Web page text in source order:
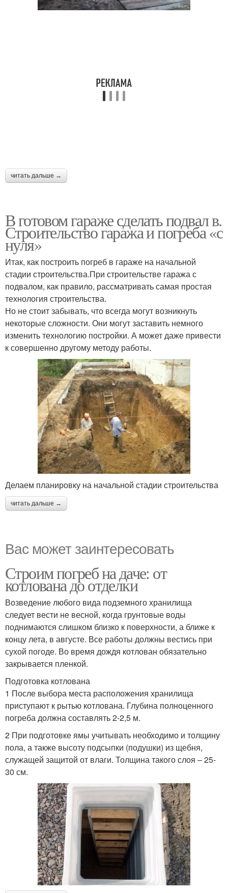
читать дальше →
В готовом гараже сделать подвал в.
Строительство гаража и погреба «с
нуля»
Итак, как построить погреб в гараже на начальной
стадии строительства.При строительстве гаража с
подвалом, как правило, рассматривать самая простая
технология строительства.
Но не стоит забывать, что всегда могут возникнуть
некоторые сложности. Они могут заставить немного
изменить технологию постройки. А может даже привести
к совершенно другому методу работы.
Делаем планировку на начальной стадии строительства
читать дальше →
Вас может заинтересовать
Строим погреб на даче: от
котлована до отделки
Возведение любого вида подземного хранилища
следует вести не весной, когда грунтовые воды
поднимаются слишком близко к поверхности, а ближе к
концу лета, в августе. Все работы должны вестись при
сухой погоде. Во время дождя котлован обязательно
закрывается пленкой.
Подготовка котлована
1 После выбора места расположения хранилища
приступают к рытью котлована. Глубина полноценного
погреба должна составлять 2-2,5 м.
2 При подготовке ямы учитывать необходимо и толщину
пола, а также высоту подсыпки (подушки) из щебня,
служащей защитой от влаги. Толщина такого слоя – 25-
30 см.